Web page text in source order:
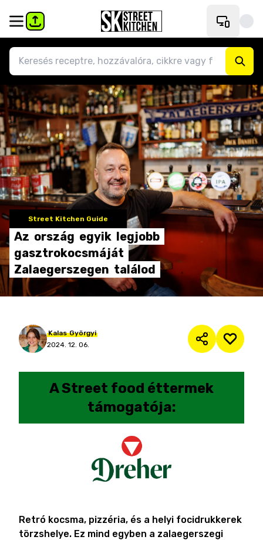
Street Kitchen Guide
Az ország egyik legjobb
gasztrokocsmáját
Zalaegerszegen találod
Kalas Györgyi
2024. 12. 06.
AStreet food éttermek
támogatója:
Retró kocsma, pizzéria, és a helyi focidrukkerek
törzshelye. Ez mind egyben a zalaegerszegi